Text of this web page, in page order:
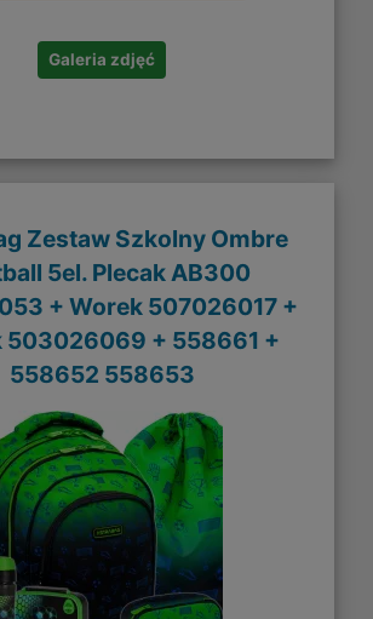
Galeria zdjęć
Zestaw Szkolny Ombre
5el. Plecak AB300
+ Worek 507026017 +
503026069 + 558661 +
558652 558653